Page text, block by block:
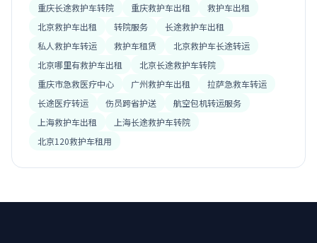
重庆长途救护车转院 重庆救护车出租
救护车出租
北京救护车出租
转院服务
长途救护车出租
私人救护车转运
救护车租赁
北京救护车长途转运
北京哪里有救护车出租
北京长途救护车转院
重庆市急救医疗中心
广州救护车出租
拉萨急救车转运
长途医疗转运
伤员跨省护送
航空包机转运服务
上海救护车出租
上海长途救护车转院
北京120救护车租用